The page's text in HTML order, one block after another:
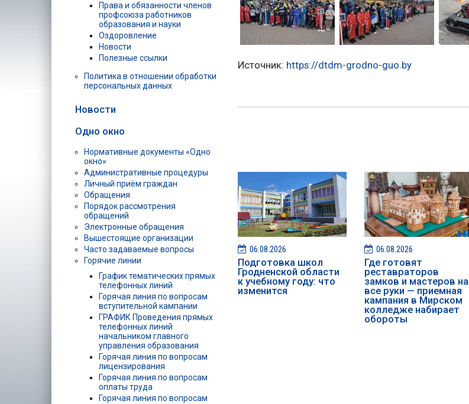
Источник: https://dtdm-grodno-guo.by
06.08.2026
Подготовка школ
Гродненской области
к учебному году: что
изменится
06.08.2026
Где готовят
реставраторов
замков и мастеров на
все руки — приемная
кампания в Мирском
колледже набирает
обороты
Права и обязанности членов
профсоюза работников
образования и науки
Оздоровление
Новости
Полезные ссылки
Политика в отношении обработки
персональных данных
Новости
Одно окно
Нормативные документы «Одно
окно»
Административные процедуры
Личный приём граждан
Обращения
Порядок рассмотрения
обращений
Электронные обращения
Вышестоящие организации
Часто задаваемые вопросы
Горячие линии
График тематических прямых
телефонных линий
Горячая линия по вопросам
вступительной кампании
ГРАФИК Проведения прямых
телефонных линий
начальником главного
управления образования
Горячая линия по вопросам
лицензирования
Горячая линия по вопросам
оплаты труда
Горячая линия по вопросам